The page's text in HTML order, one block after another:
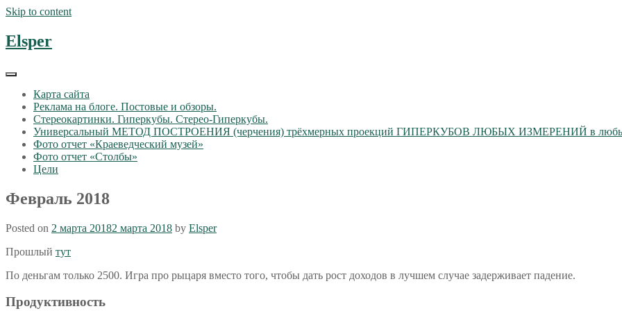
Skip to content
Elsper
Карта сайта
Реклама на блоге. Постовые и обзоры.
Стереокартинки. Гиперкубы. Стерео-Гиперкубы.
Универсальный МЕТОД ПОСТРОЕНИЯ (черчения) трёхмерных проекций ГИПЕРКУБОВ ЛЮБЫХ ИЗМЕРЕНИЙ в любых
Фото отчет «Краеведческий музей»
Фото отчет «Столбы»
Цели
Февраль 2018
Posted on 2 марта 20182 марта 2018 by Elsper
Прошлый тут
По деньгам только 2500. Игра про рыцаря вместо того, чтобы дать рост доходов в лучшем случае задерживает падение.
Продуктивность